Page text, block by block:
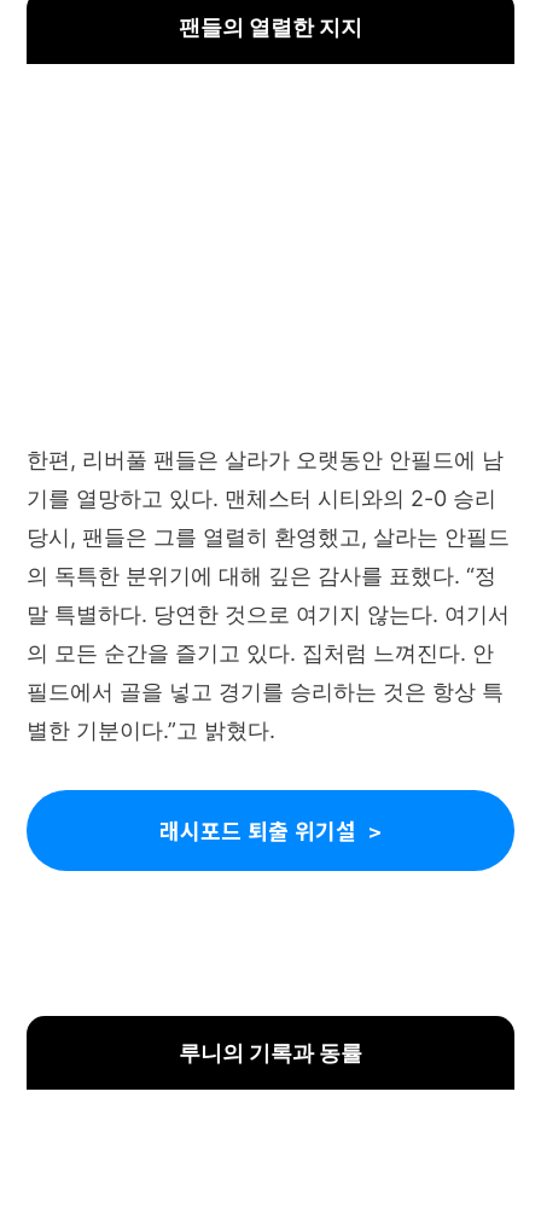
팬들의 열렬한 지지
한편, 리버풀 팬들은 살라가 오랫동안 안필드에 남
기를 열망하고 있다. 맨체스터 시티와의 2-0 승리
당시, 팬들은 그를 열렬히 환영했고, 살라는 안필드
의 독특한 분위기에 대해 깊은 감사를 표했다. “정
말 특별하다. 당연한 것으로 여기지 않는다. 여기서
의 모든 순간을 즐기고 있다. 집처럼 느껴진다. 안
필드에서 골을 넣고 경기를 승리하는 것은 항상 특
별한 기분이다.”고 밝혔다.
래시포드 퇴출 위기설
루니의 기록과 동률